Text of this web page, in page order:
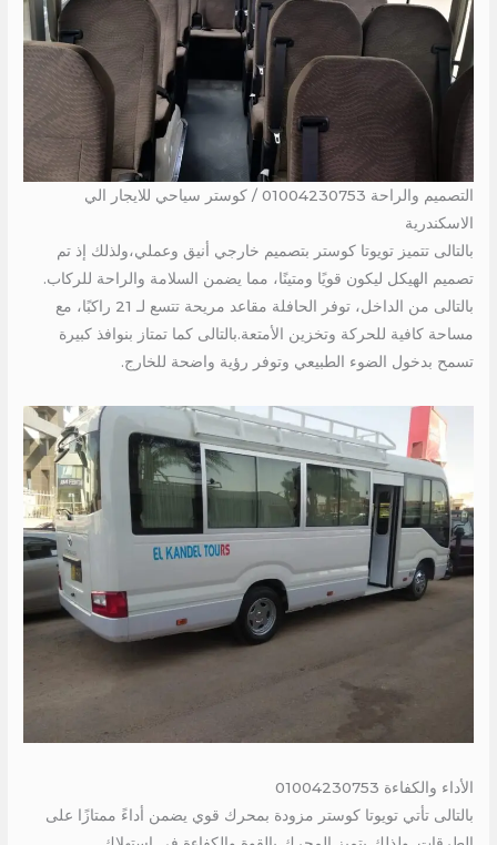
التصميم والراحة 01004230753 / كوستر سياحي للايجار الي
الاسكندرية
بالتالى تتميز تويوتا كوستر بتصميم خارجي أنيق وعملي،ولذلك إذ تم
تصميم الهيكل ليكون قويًا ومتينًا، مما يضمن السلامة والراحة للركاب.
بالتالى من الداخل، توفر الحافلة مقاعد مريحة تتسع لـ 21 راكبًا، مع
مساحة كافية للحركة وتخزين الأمتعة.بالتالى كما تمتاز بنوافذ كبيرة
تسمح بدخول الضوء الطبيعي وتوفر رؤية واضحة للخارج.
الأداء والكفاءة 01004230753
بالتالى تأتي تويوتا كوستر مزودة بمحرك قوي يضمن أداءً ممتازًا على